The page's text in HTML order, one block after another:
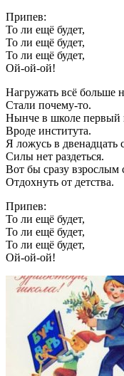
Припев:
То ли ещё будет,
То ли ещё будет,
То ли ещё будет,
Ой-ой-ой!
Нагружать всё больше
Стали почему-то.
Нынче в школе первый
Вроде института.
Я ложусь в двенадцать
Силы нет раздеться.
Вот бы сразу взрослым
Отдохнуть от детства.
Припев:
То ли ещё будет,
То ли ещё будет,
То ли ещё будет,
Ой-ой-ой!